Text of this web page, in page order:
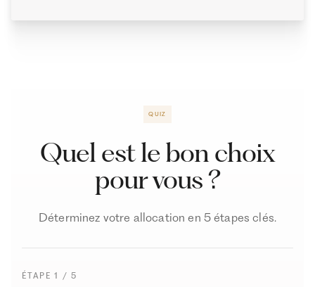
Frais
QUIZ
Quel est le bon choix
pour vous ?
Déterminez votre allocation en 5 étapes clés.
ÉTAPE 1 / 5